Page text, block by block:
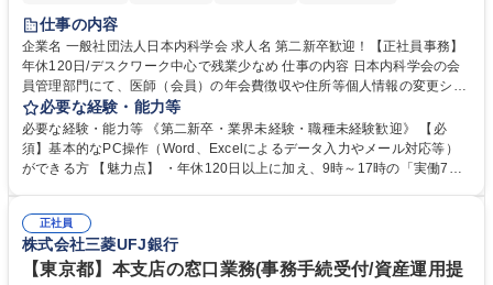
仕事の内容
企業名 一般社団法人日本内科学会 求人名 第二新卒歓迎！【正社員事務】
年休120日/デスクワーク中心で残業少なめ 仕事の内容 日本内科学会の会
員管理部門にて、医師（会員）の年会費徴収や住所等個人情報の変更シス
テム入力、電話・FAX対応をお任せします。将来的には、各種委員会の運
営事務局業務などにも幅広く携わっていただきます。 【会員管理・データ
入力業務】 ・医師（会員）の住所変更、個人情報のシステム登録・更新
・年会費の徴収管理や入金データの照合確認 【問い合わせ対応】 ・会員
年休120日/デスクワーク中心で残業少なめ
必要な経験・能力等
必要な経験・能力等 《第二新卒・業界未経験・職種未経験歓迎》 【必
須】基本的なPC操作（Word、Excelによるデータ入力やメール対応等）
ができる方 【魅力点】 ・年休120日以上に加え、9時～17時の「実働7時
整、資料作成、当日の運営サポート 学歴・資格 学歴：大学院 大学 語学
力： 資格：
正社員
株式会社三菱UFJ銀行
【東京都】本支店の窓口業務(事務手続受付/資産運用提